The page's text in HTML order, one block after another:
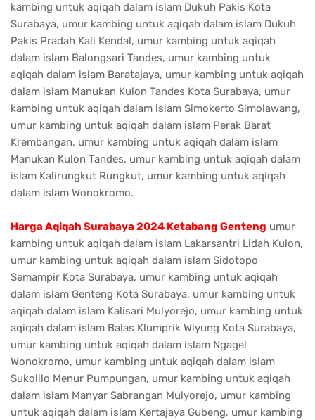
kambing untuk aqiqah dalam islam Dukuh Pakis Kota
Surabaya, umur kambing untuk aqiqah dalam islam Dukuh
Pakis Pradah Kali Kendal, umur kambing untuk aqiqah
dalam islam Balongsari Tandes, umur kambing untuk
aqiqah dalam islam Baratajaya, umur kambing untuk aqiqah
dalam islam Manukan Kulon Tandes Kota Surabaya, umur
kambing untuk aqiqah dalam islam Simokerto Simolawang,
umur kambing untuk aqiqah dalam islam Perak Barat
Krembangan, umur kambing untuk aqiqah dalam islam
Manukan Kulon Tandes, umur kambing untuk aqiqah dalam
islam Kalirungkut Rungkut, umur kambing untuk aqiqah
dalam islam Wonokromo.
Harga Aqiqah Surabaya 2024 Ketabang Genteng umur
kambing untuk aqiqah dalam islam Lakarsantri Lidah Kulon,
umur kambing untuk aqiqah dalam islam Sidotopo
Semampir Kota Surabaya, umur kambing untuk aqiqah
dalam islam Genteng Kota Surabaya, umur kambing untuk
aqiqah dalam islam Kalisari Mulyorejo, umur kambing untuk
aqiqah dalam islam Balas Klumprik Wiyung Kota Surabaya,
umur kambing untuk aqiqah dalam islam Ngagel
Wonokromo, umur kambing untuk aqiqah dalam islam
Sukolilo Menur Pumpungan, umur kambing untuk aqiqah
dalam islam Manyar Sabrangan Mulyorejo, umur kambing
untuk aqiqah dalam islam Kertajaya Gubeng, umur kambing